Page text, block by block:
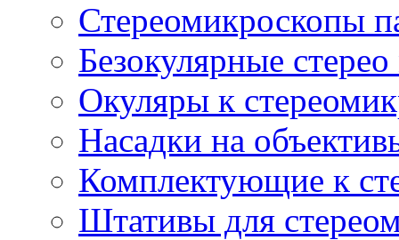
Стереомикроскопы
Безокулярные
Окуляры к
Насадки на
Комплектующие к
Штативы для